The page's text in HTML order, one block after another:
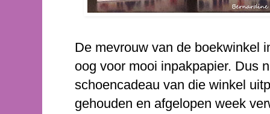
De mevrouw van de boekwinkel
oog voor mooi inpakpapier. Dus
schoencadeau van die winkel
gehouden en afgelopen week